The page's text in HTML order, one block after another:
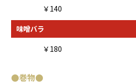
￥140
味噌バラ
￥180
●巻物●